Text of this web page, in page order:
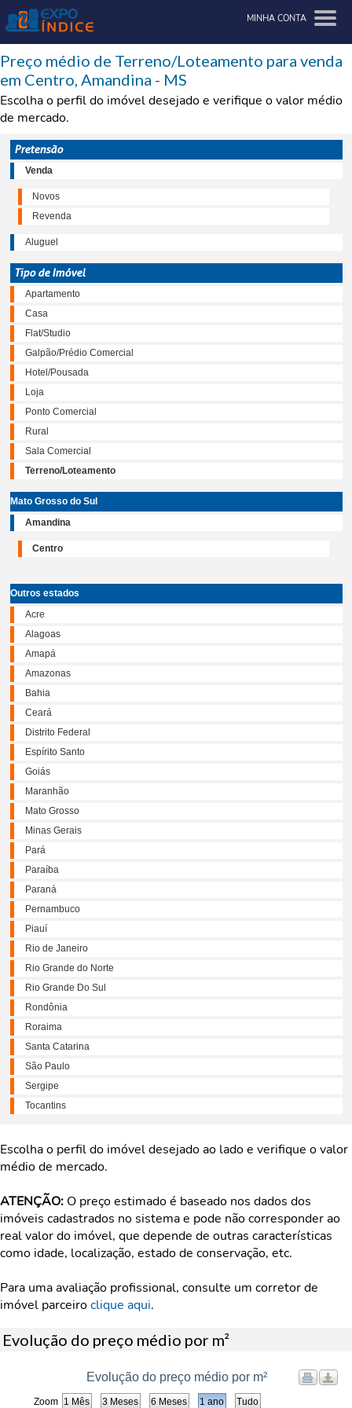
MINHA CONTA
Preço médio de Terreno/Loteamento para venda
em Centro, Amandina - MS
Escolha o perfil do imóvel desejado e verifique o valor médio
de mercado.
Pretensão
Venda
Novos
Revenda
Aluguel
Tipo de Imóvel
Apartamento
Casa
Flat/Studio
Galpão/Prédio Comercial
Hotel/Pousada
Loja
Ponto Comercial
Rural
Sala Comercial
Terreno/Loteamento
Mato Grosso do Sul
Amandina
Centro
Outros estados
Acre
Alagoas
Amapá
Amazonas
Bahia
Ceará
Distrito Federal
Espírito Santo
Goiás
Maranhão
Mato Grosso
Minas Gerais
Pará
Paraíba
Paraná
Pernambuco
Piauí
Rio de Janeiro
Rio Grande do Norte
Rio Grande Do Sul
Rondônia
Roraima
Santa Catarina
São Paulo
Sergipe
Tocantins
Escolha o perfil do imóvel desejado ao lado e verifique o valor
médio de mercado.
ATENÇÃO: O preço estimado é baseado nos dados dos
imóveis cadastrados no sistema e pode não corresponder ao
real valor do imóvel, que depende de outras características
como idade, localização, estado de conservação, etc.
Para uma avaliação profissional, consulte um corretor de
imóvel parceiroclique aqui.
Evolução do preço médio por m²
Zoom
Evolução do preço médio por m²
1 Mês 3 Meses 6 Meses 1 ano Tudo